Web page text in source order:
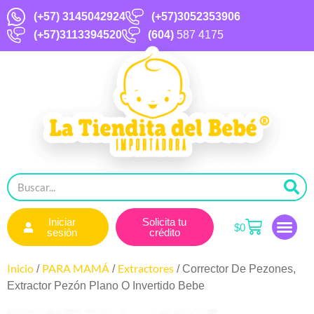
(+57) 3145042924
(+57)3052353906
(+57)3113394520
(604) 587 4175
Iniciar
sesión
Solicita tu
crédito
$0
Inicio / PARA MAMÁ / Extractores / Corrector De Pezones,
Extractor Pezón Plano O Invertido Bebe